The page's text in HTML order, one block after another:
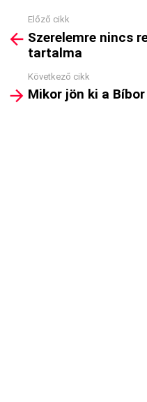
more
Előző cikk
Szerelemre nincs
tartalma
Következő cikk
Mikor jön ki a